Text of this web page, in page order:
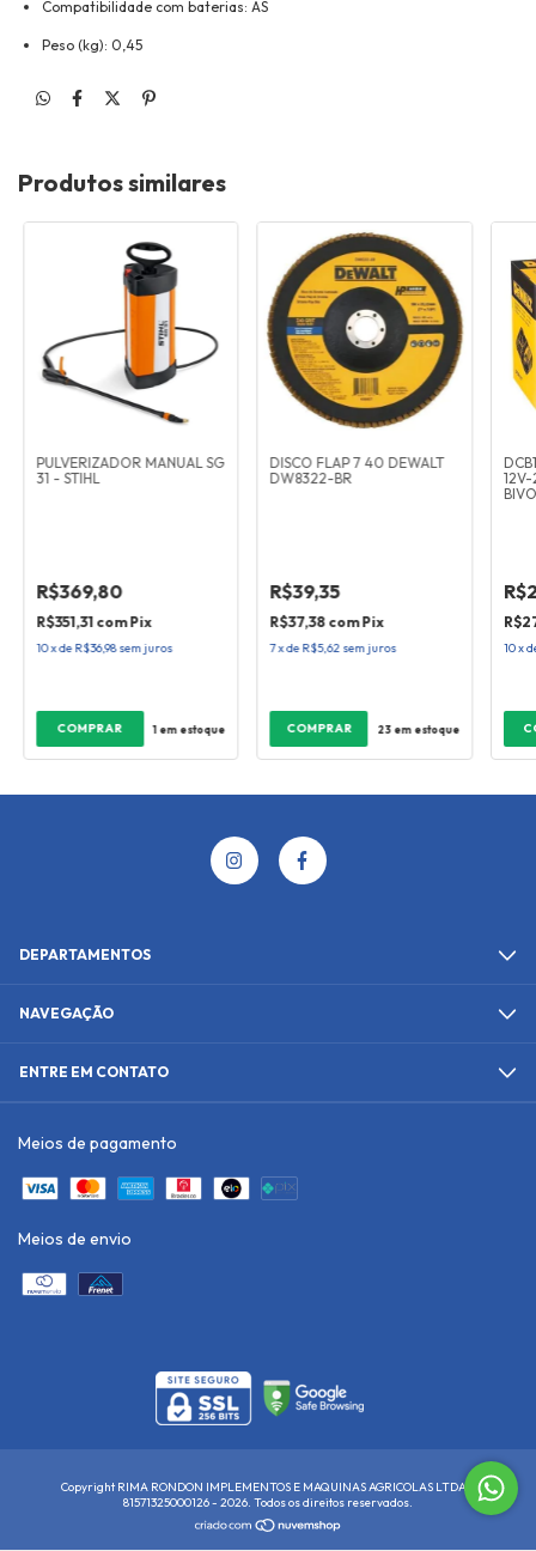
Compatibilidade com baterias: AS
Peso (kg): 0,45
Produtos similares
PULVERIZADOR MANUAL SG
31 - STIHL
R$369,80
R$351,31 com Pix
10xdeR$36,98 sem juros
1em estoque
DISCO FLAP 7 40 DEWALT
DW8322-BR
R$39,35
R$37,38 comPix
7xdeR$5,62 sem juros
23em estoque
10x
DEPARTAMENTOS
NAVEGAÇÃO
ENTRE EM CONTATO
Meios de pagamento
Meios de envio
Copyright RIMA RONDON IMPLEMENTOS E MAQUINAS AGRICOLAS LTDA -
81571325000126 - 2026. Todos os direitos reservados.